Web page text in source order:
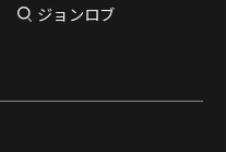
ジョンロブ